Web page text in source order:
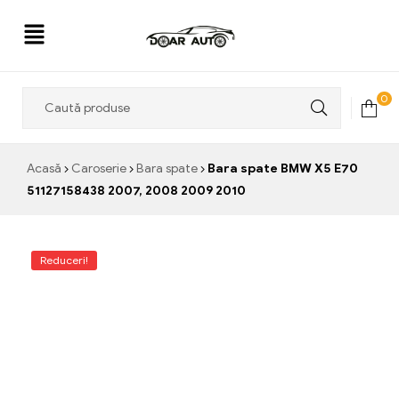
0
Acasă Caroserie Bara spate
Bara spate BMW X5 E70
51127158438 2007, 2008 2009 2010
Reduceri!